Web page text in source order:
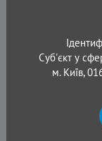
Суб'єкт у
м. Київ,